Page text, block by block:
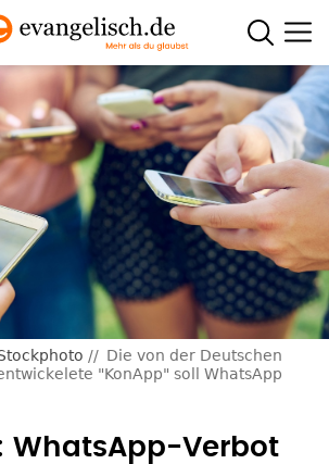
Die von der Deutschen
"KonApp" soll WhatsApp
WhatsApp-Verbot